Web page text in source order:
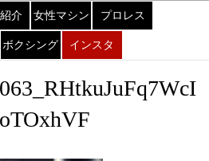
介 女性マシン プロレス
ボクシング インスタ